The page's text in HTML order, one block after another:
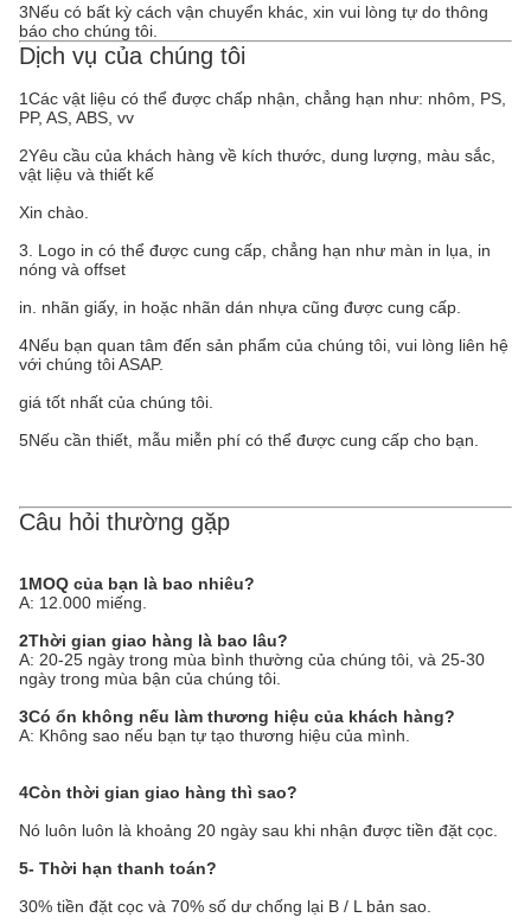
3Nếu có bất kỳ cách vận chuyển khác, xin vui lòng tự do thông
báo cho chúng tôi.
Dịch vụ của chúng tôi
1Các vật liệu có thể được chấp nhận, chẳng hạn như: nhôm, PS,
PP, AS, ABS, vv
2Yêu cầu của khách hàng về kích thước, dung lượng, màu sắc,
vật liệu và thiết kế
Xin chào.
3. Logo in có thể được cung cấp, chẳng hạn như màn in lụa, in
nóng và offset
in. nhãn giấy, in hoặc nhãn dán nhựa cũng được cung cấp.
4Nếu bạn quan tâm đến sản phẩm của chúng tôi, vui lòng liên hệ
với chúng tôi ASAP.
giá tốt nhất của chúng tôi.
5Nếu cần thiết, mẫu miễn phí có thể được cung cấp cho bạn.
Câu hỏi thường gặp
1MOQ của bạn là bao nhiêu?
A: 12.000 miếng.
2Thời gian giao hàng là bao lâu?
A: 20-25 ngày trong mùa bình thường của chúng tôi, và 25-30
ngày trong mùa bận của chúng tôi.
3Có ổn không nếu làm thương hiệu của khách hàng?
A: Không sao nếu bạn tự tạo thương hiệu của mình.
4Còn thời gian giao hàng thì sao?
Nó luôn luôn là khoảng 20 ngày sau khi nhận được tiền đặt cọc.
5- Thời hạn thanh toán?
30% tiền đặt cọc và 70% số dư chống lại B / L bản sao.